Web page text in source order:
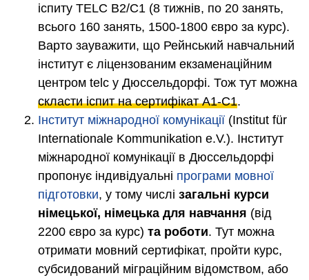
іспиту TELC B2/C1 (8 тижнів, по 20 занять,
всього 160 занять, 1500-1800 євро за курс).
Варто зауважити, що Рейнський навчальний
інститут є ліцензованим екзаменаційним
центром telc у Дюссельдорфі. Тож тут можна
скласти іспит на сертифікат А1-С1.
Інститут міжнародної комунікації (Institut für
Internationale Kommunikation e.V.). Інститут
міжнародної комунікації в Дюссельдорфі
пропонує індивідуальні програми мовної
підготовки, у тому числі загальні курси
німецької, німецька для навчання (від
2200 євро за курс) та роботи. Тут можна
отримати мовний сертифікат, пройти курс,
субсидований міграційним відомством, або